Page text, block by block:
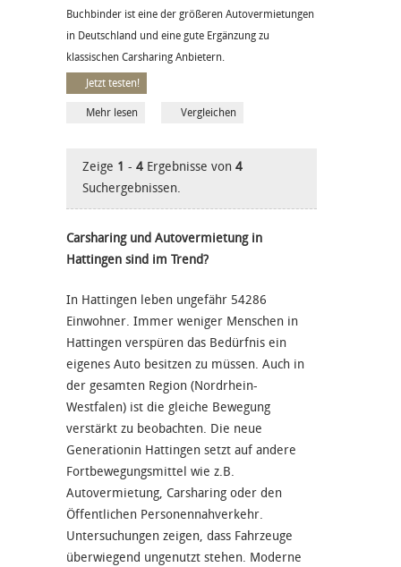
Buchbinder ist eine der größeren Autovermietungen
in Deutschland und eine gute Ergänzung zu
klassischen Carsharing Anbietern.
Jetzt testen!
Mehr lesen Vergleichen
Zeige 1 - 4 Ergebnisse von 4
Suchergebnissen.
Carsharing und Autovermietung in
Hattingen sind im Trend?
In Hattingen leben ungefähr 54286
Einwohner. Immer weniger Menschen in
Hattingen verspüren das Bedürfnis ein
eigenes Auto besitzen zu müssen. Auch in
der gesamten Region (Nordrhein-
Westfalen) ist die gleiche Bewegung
verstärkt zu beobachten. Die neue
Generationin Hattingen setzt auf andere
Fortbewegungsmittel wie z.B.
Autovermietung, Carsharing oder den
Öffentlichen Personennahverkehr.
Untersuchungen zeigen, dass Fahrzeuge
überwiegend ungenutzt stehen. Moderne